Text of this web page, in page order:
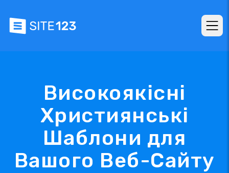
Високоякісні
Християнські
Шаблони для
Вашого Веб-Сайту